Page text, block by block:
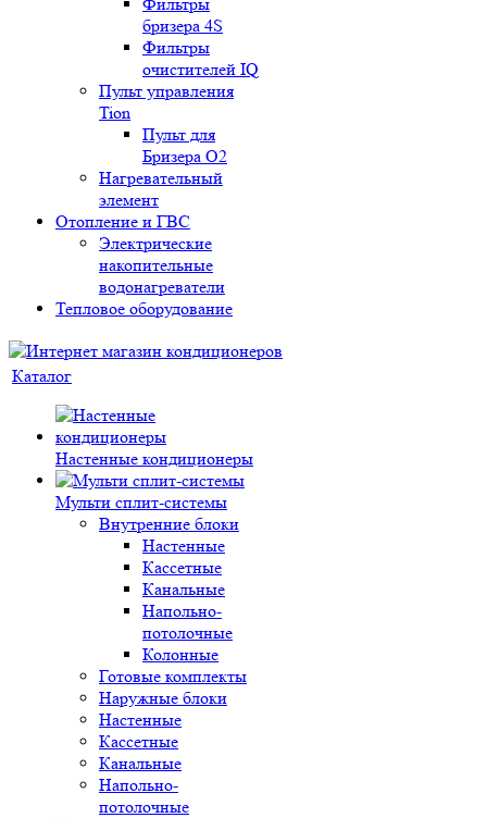
бризера 4S
Фильтры
очистителей IQ
Пульт управления
Tion
Пульт для
Бризера O2
Нагревательный
элемент
Отопление и ГВС
Электрические
накопительные
водонагреватели
Тепловое оборудование
Каталог
Настенные кондиционеры
Мульти сплит-системы
Внутренние блоки
Настенные
Кассетные
Канальные
Напольно-
потолочные
Колонные
Готовые комплекты
Наружные блоки
Настенные
Кассетные
Канальные
Напольно-
потолочные